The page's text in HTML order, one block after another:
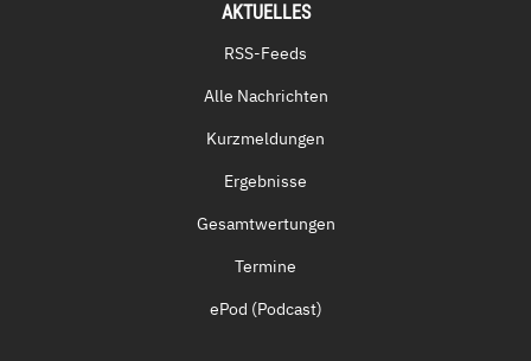
AKTUELLES
RSS-Feeds
Alle Nachrichten
Kurzmeldungen
Ergebnisse
Gesamtwertungen
Termine
ePod (Podcast)